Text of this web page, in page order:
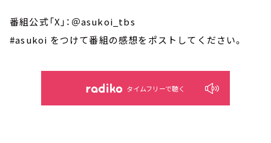
番組公式「X」：＠asukoi_tbs
#asukoi をつけて番組の感想をポストしてください。
タイムフリーで聴く